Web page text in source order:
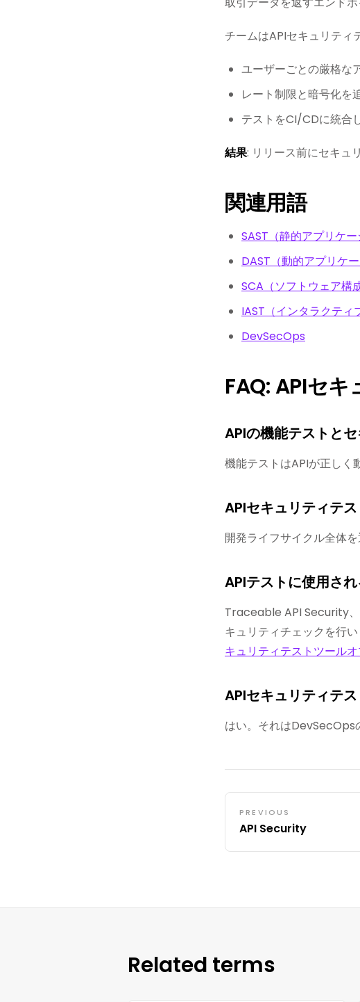
チームはAPIセキュリティ
ユーザーごとの厳格な
レート制限と暗号化を
テストをCI/CDに統合
結果: リリース前にセキュ
関連用語
SAST（静的アプリケ
DAST（動的アプリケ
SCA（ソフトウェア構
IAST（インタラクティ
DevSecOps
FAQ: APIセ
APIの機能テストと
機能テストはAPIが正しく
APIセキュリティテ
開発ライフサイクル全体
APIテストに使用さ
Traceable API Security、
キュリティチェックを行
キュリティテストツール
APIセキュリティテ
はい。それはDevSecOps
PREVIOUS
API Security
Related terms